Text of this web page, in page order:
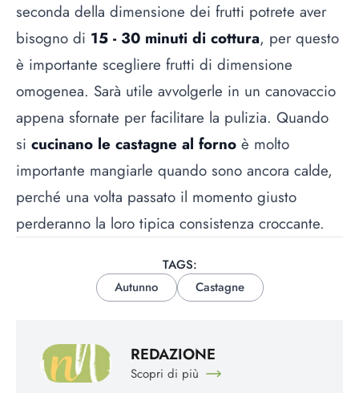
seconda della dimensione dei frutti potrete aver
bisogno di 15 - 30 minuti di cottura, per questo
è importante scegliere frutti di dimensione
omogenea. Sarà utile avvolgerle in un canovaccio
appena sfornate per facilitare la pulizia. Quando
si cucinano le castagne al forno è molto
importante mangiarle quando sono ancora calde,
perché una volta passato il momento giusto
perderanno la loro tipica consistenza croccante.
TAGS:
Autunno
Castagne
REDAZIONE
Scopri di più